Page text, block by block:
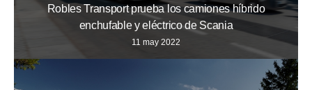
Robles Transport prueba los camiones híbrido
enchufable y eléctrico de Scania
11 may 2022